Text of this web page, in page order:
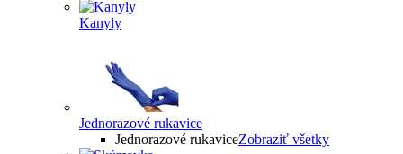
Kanyly
Jednorazové rukavice
Jednorazové rukaviceZobraziť všetky